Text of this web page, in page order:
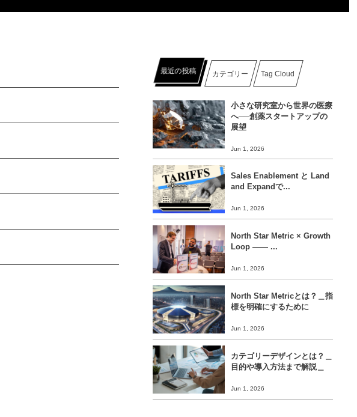
最近の投稿 カテゴリー Tag Cloud
小さな研究室から世界の医療
へ──創薬スタートアップの
展望
Jun 1, 2026
Sales Enablement と Land
and Expandで...
Jun 1, 2026
North Star Metric × Growth
Loop ―― ...
Jun 1, 2026
North Star Metricとは？＿指
標を明確にするために
Jun 1, 2026
カテゴリーデザインとは？＿
目的や導入方法まで解説＿
Jun 1, 2026